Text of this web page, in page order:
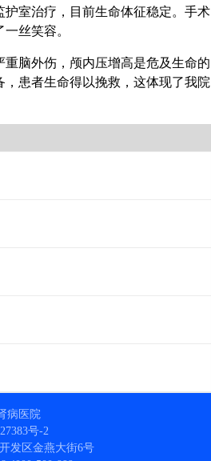
室治疗，目前生命体征稳定。手术
丝笑容。
脑外伤，颅内压增高是危及生命的
患者生命得以挽救，这体现了我院
病医院
号-2
发区金燕大街6号